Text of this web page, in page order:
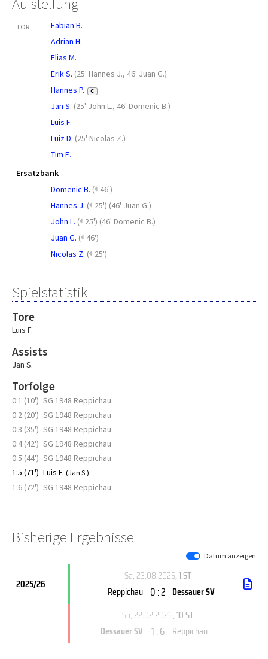
TOR
Fabian B.
Adrian H.
Elias M.
Erik S. (25' Hannes J., 46' Juan G.)
Hannes P.
C
Jan S. (25' John L., 46' Domenic B.)
Luis F.
Luiz D. (25' Nicolas Z.)
Tim E.
Ersatzbank
Domenic B. ( 46')
Hannes J. ( 25') (46' Juan G.)
John L. ( 25') (46' Domenic B.)
Juan G. ( 46')
Nicolas Z. ( 25')
Spielstatistik
Tore
Luis F.
Assists
Jan S.
Torfolge
0:1 (10') SG 1948 Reppichau
0:2 (20') SG 1948 Reppichau
0:3 (35') SG 1948 Reppichau
0:4 (42') SG 1948 Reppichau
0:5 (44') SG 1948 Reppichau
1:5 (71') Luis F. (Jan S.)
1:6 (72') SG 1948 Reppichau
Bisherige Ergebnisse
Datum anzeigen
2025/26
Sa, 23.08.2025, 1.ST
Reppichau 0 : 2 Dessauer SV
So, 22.02.2026, 10.ST
Dessauer SV 1 : 6 Reppichau